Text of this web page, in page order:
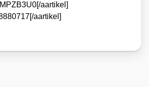
aartikel]
aartikel]